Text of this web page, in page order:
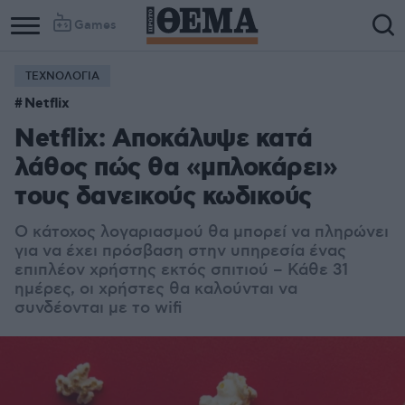
Games
ΤΕΧΝΟΛΟΓΙΑ
Netflix
Netflix: Αποκάλυψε κατά
λάθος πώς θα «μπλοκάρει»
τους δανεικούς κωδικούς
Ο κάτοχος λογαριασμού θα μπορεί να πληρώνει
για να έχει πρόσβαση στην υπηρεσία ένας
επιπλέον χρήστης εκτός σπιτιού – Κάθε 31
ημέρες, οι χρήστες θα καλούνται να
συνδέονται με το wifi